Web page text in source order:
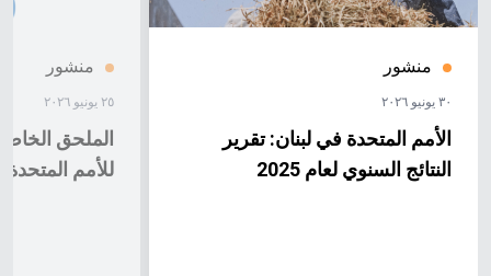
منشور
٣٠ يونيو ٢٠٢٦
الأمم المتحدة في لبنان: تقرير
النتائج السنوي لعام 2025
منشور
٢٥ يونيو ٢٠٢٦
الملحق الخاص
للأمم المتحدة